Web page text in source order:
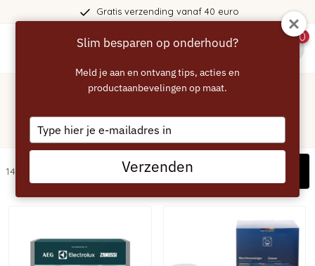
Gratis verzending vanaf 40 euro
0
Wasmachine
voor wasmachine
14 artikelen
Slim besparen op onderhoud?
Meld je aan en ontvang tips, acties en
productaanbevelingen op maat.
Type
your
email
Verzenden